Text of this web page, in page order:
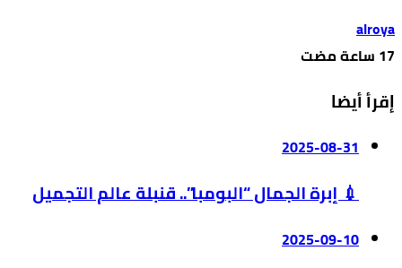
alroya
إقرأ أيضا
2025-08-31
💉 إبرة الجمال “البومبا”.. قنبلة عالم التجميل
2025-09-10